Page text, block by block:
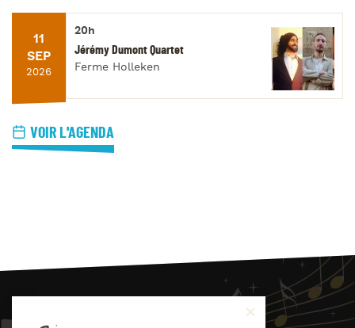
11
SEP
2026
20h
Jérémy Dumont Quartet
Ferme Holleken
VOIR L'AGENDA